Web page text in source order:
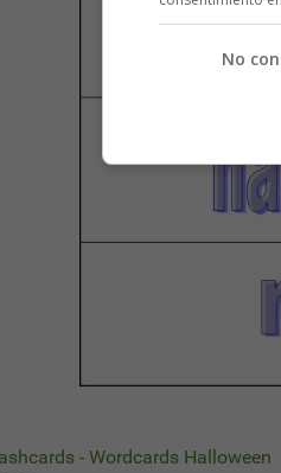
- Wordcards Halloween
No